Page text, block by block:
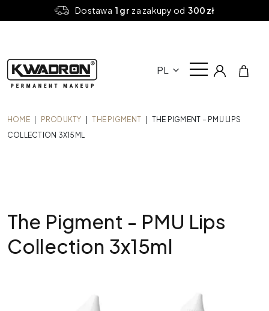
Dostawa 1 grza zakupy od 300 zł
PL
HOME PRODUKTY THE PIGMENT
THE PIGMENT – PMU LIPS
COLLECTION 3X15ML
The Pigment - PMU Lips
Collection 3x15ml